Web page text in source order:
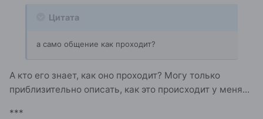
Цитата
а само общение как проходит?
А кто его знает, как оно проходит? Могу только
приблизительно описать, как это происходит у меня...
***